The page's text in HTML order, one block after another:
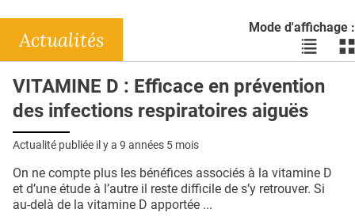
DOSSIERS
RÉSEAUX
E-REVUE SAD
QUI SOMMES-NOUS ?
Mode d'affichage :
Voir
les
en
liste
les
Actualités
VITAMINE D : Efficace en prévention
des infections respiratoires aiguës
Actualité publiée il y a 9 années 5 mois
On ne compte plus les bénéfices associés à la vitamine D
et d’une étude à l’autre il reste difficile de s’y retrouver. Si
au-delà de la vitamine D apportée ...